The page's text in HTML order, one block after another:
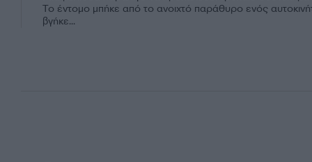
Το έντομο μπήκε από το ανοιχτό παράθυρο ενός
βγήκε...